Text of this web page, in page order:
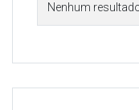
Nenhum